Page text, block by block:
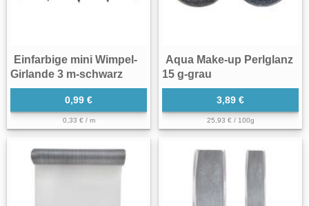
Einfarbige mini Wimpel-
Girlande 3 m-schwarz
0,99 €
0,33 € / m
Aqua Make-up Perlglanz
15 g-grau
3,89 €
25,93 € / 100g